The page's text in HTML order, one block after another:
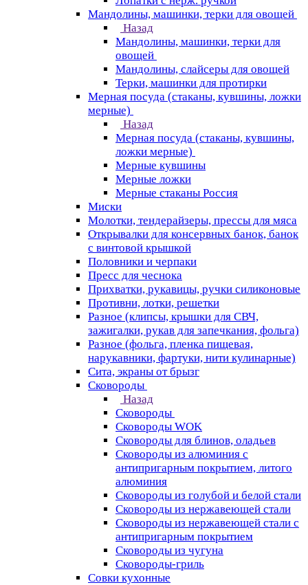
Мандолины, машинки, терки для овощей
Назад
Мандолины, машинки, терки для
овощей
Мандолины, слайсеры для овощей
Терки, машинки для протирки
Мерная посуда (стаканы, кувшины, ложки
мерные)
Назад
Мерная посуда (стаканы, кувшины,
ложки мерные)
Мерные кувшины
Мерные ложки
Мерные стаканы Россия
Миски
Молотки, тендерайзеры, прессы для мяса
Открывалки для консервных банок, банок
с винтовой крышкой
Половники и черпаки
Пресс для чеснока
Прихватки, рукавицы, ручки силиконовые
Противни, лотки, решетки
Разное (клипсы, крышки для СВЧ,
зажигалки, рукав для запечкания, фольга)
Разное (фольга, пленка пищевая,
нарукавники, фартуки, нити кулинарные)
Сита, экраны от брызг
Сковороды
Назад
Сковороды
Сковороды WOK
Сковороды для блинов, оладьев
Сковороды из алюминия с
антипригарным покрытием, литого
алюминия
Сковороды из голубой и белой стали
Сковороды из нержавеющей стали
Сковороды из нержавеющей стали с
антипригарным покрытием
Сковороды из чугуна
Сковороды-гриль
Совки кухонные